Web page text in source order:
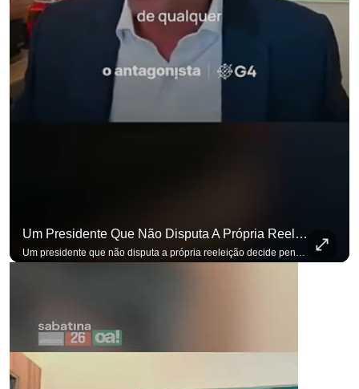
Um Presidente Que Não Disputa A Própria Reeleição Decide Pensando Em Quem Vem Depois.
Um presidente que não disputa a própria reeleição decide pensando em quem vem depois. Foi assim que Flávio Bolsonaro defendeu a PEC do fim da reeleição, primeira das medidas que citou para o ambiente de negócios. Se você busca informação com credibilidade, inscreva-se agora e ative o